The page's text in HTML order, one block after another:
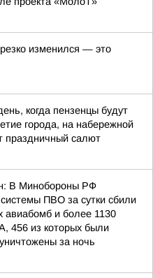
изменился — это
когда пензенцы будут
города, на набережной
праздничный салют
В Минобороны РФ
ПВО за сутки сбили
авиабомб и более 1130
456 из которых были
за ночь